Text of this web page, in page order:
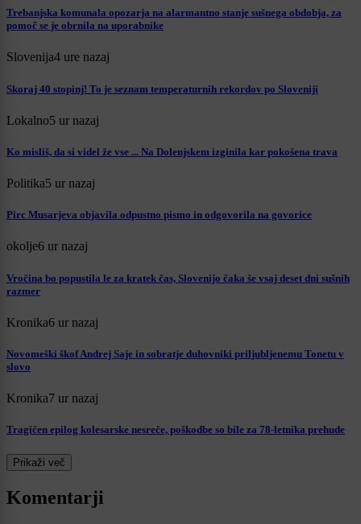
Trebanjska komunala opozarja na alarmantno stanje sušnega obdobja, za
pomoč se je obrnila na uporabnike
Slovenija4 ure nazaj
Skoraj 40 stopinj! To je seznam temperaturnih rekordov po Sloveniji
Lokalno5 ur nazaj
Ko misliš, da si videl že vse ... Na Dolenjskem izginila kar pokošena trava
Politika5 ur nazaj
Pirc Musarjeva objavila odpustno pismo in odgovorila na govorice
okolje6 ur nazaj
Vročina bo popustila le za kratek čas, Slovenijo čaka še vsaj deset dni sušnih
razmer
Kronika6 ur nazaj
Novomeški škof Andrej Saje in sobratje duhovniki priljubljenemu Tonetu v
slovo
Kronika7 ur nazaj
Tragičen epilog kolesarske nesreče, poškodbe so bile za 78-letnika prehude
Prikaži več
Komentarji